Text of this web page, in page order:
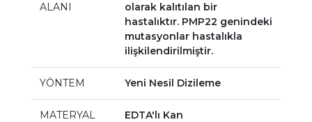
ALANI
olarak kalıtılan bir
hastalıktır. PMP22 genindeki
mutasyonlar hastalıkla
ilişkilendirilmiştir.
YÖNTEM Yeni Nesil Dizileme
MATERYAL
EDTA'lı Kan